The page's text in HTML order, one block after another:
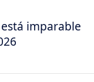
imparable